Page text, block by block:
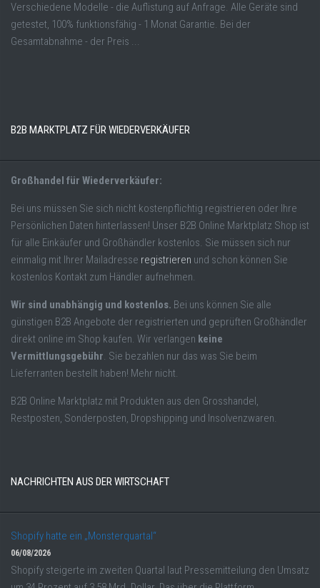
Verschiedene Modelle - die Auflistung auf Anfrage. Alle Geräte sind
getestet, 100% funktionsfähig - 1 Monat Garantie. Bei der
Gesamtabnahme - der Preis ...
B2B MARKTPLATZ FÜR WIEDERVERKÄUFER
Großhandel für Wiederverkäufer:
Bei uns müssen Sie sich nicht kostenpflichtig registrieren oder Ihre
Persönlichen Daten hinterlassen! Unser B2B Online Marktplatz Shop ist
für alle Einkäufer und Großhändler kostenlos. Sie müssen sich nur
einmalig mit Ihrer Mailadresse registrieren und schon können Sie
kostenlos Kontakt zum Händler aufnehmen.
Wir sind unabhängig und kostenlos. Bei uns können Sie alle
günstigen B2B Angebote der registrierten und geprüften Großhändler
direkt online im Shop kaufen. Wir verlangen keine
Vermittlungsgebühr. Sie bezahlen nur das was Sie beim
Lieferranten bestellt haben! Mehr nicht.
B2B Online Marktplatz mit Produkten aus den Grosshandel,
Restposten, Sonderposten, Dropshipping und Insolvenzwaren.
NACHRICHTEN AUS DER WIRTSCHAFT
Shopify hatte ein „Monsterquartal“
06/08/2026
Shopify steigerte im zweiten Quartal laut Pressemitteilung den Umsatz